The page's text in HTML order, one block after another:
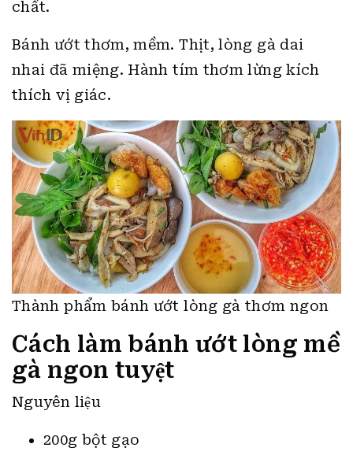
chất.
Bánh ướt thơm, mềm. Thịt, lòng gà dai
nhai đã miệng. Hành tím thơm lừng kích
thích vị giác.
Thành phẩm bánh ướt lòng gà thơm ngon
Cách làm bánh ướt lòng mề
gà ngon tuyệt
Nguyên liệu
200g bột gạo